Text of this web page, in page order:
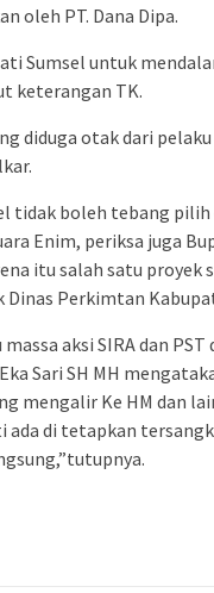
oleh PT. Dana Dipa.
Sumsel untuk
keterangan TK.
diduga otak dari
tidak boleh tebang
Enim, periksa juga
itu salah satu proyek
Perkimtan
aksi SIRA dan
Eka Sari SH MH
mengalir Ke HM dan
ada di tetapkan